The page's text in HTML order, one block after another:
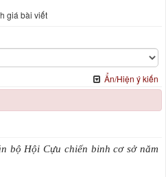
giá bài viết
Ẩn/Hiện ý kiến
bộ Hội Cựu chiến binh cơ sở năm